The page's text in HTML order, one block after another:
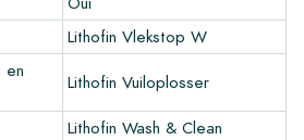
pour créer votre propre carreau
Lithofin Vlekstop W
en
Lithofin Vuiloplosser
Lithofin Wash & Clean